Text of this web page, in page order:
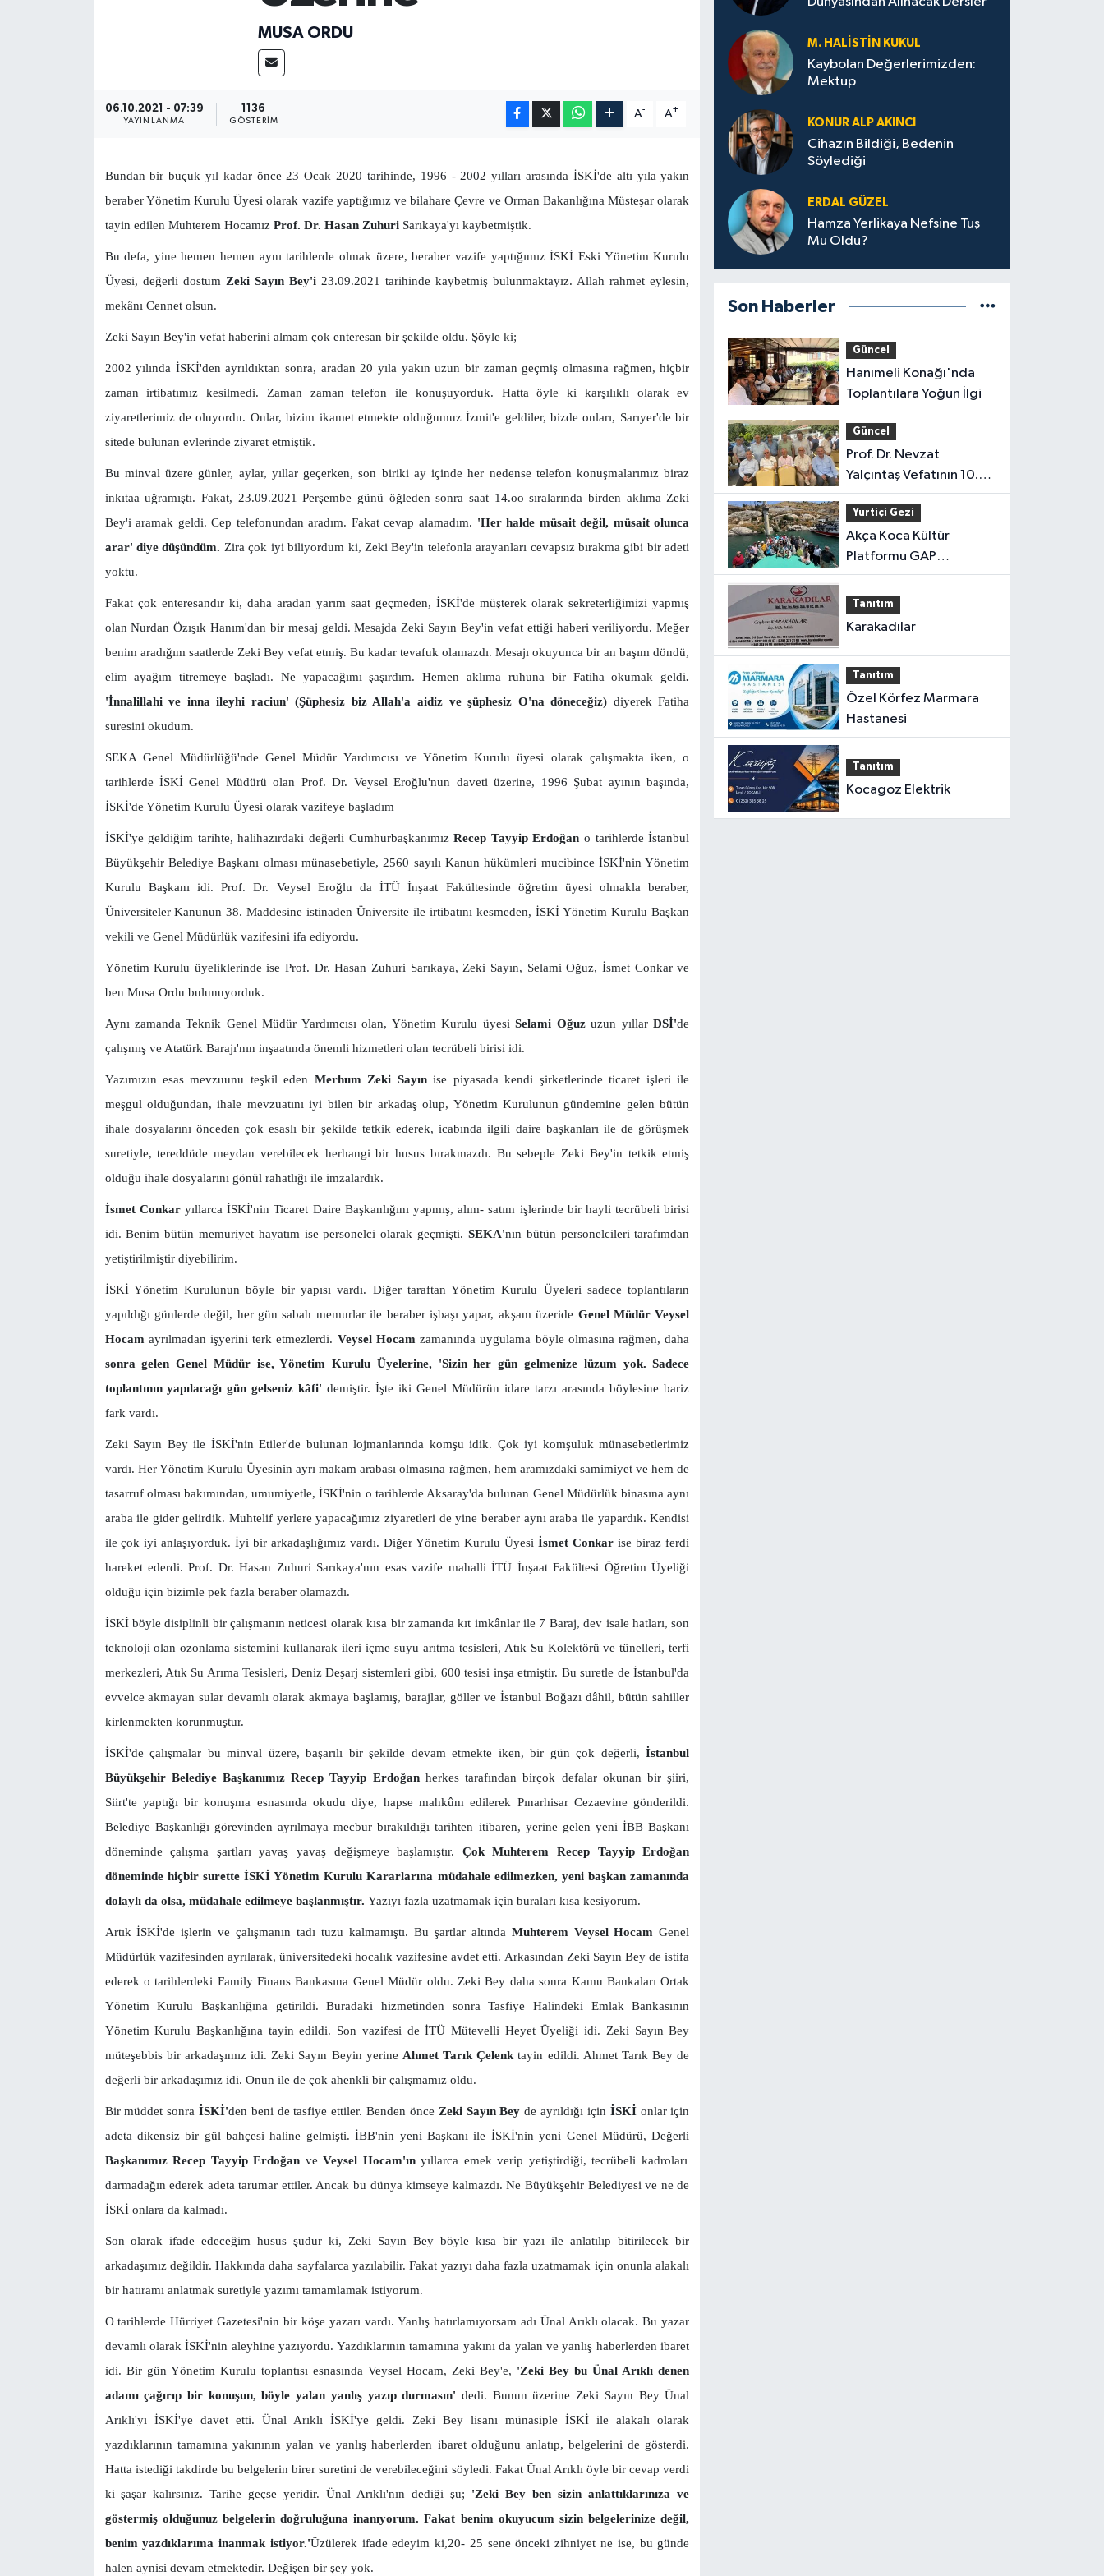
MUSA ORDU
06.10.2021 - 07:39
YAYINLANMA
1136
GÖSTERIM
A- A+
Bundan bir buçuk yıl kadar önce 23 Ocak 2020 tarihinde, 1996 - 2002 yılları arasında İSKİ'de altı yıla yakın
beraber Yönetim Kurulu Üyesi olarak vazife yaptığımız ve bilahare Çevre ve Orman Bakanlığına Müsteşar olarak
tayin edilen Muhterem HocamızProf. Dr. Hasan Zuhuri Sarıkaya'yı kaybetmiştik.
Bu defa, yine hemen hemen aynı tarihlerde olmak üzere, beraber vazife yaptığımız İSKİ Eski Yönetim Kurulu
Üyesi, değerli dostum Zeki Sayın Bey'i23.09.2021 tarihinde kaybetmiş bulunmaktayız. Allah rahmet eylesin,
mekânı Cennet olsun.
Zeki Sayın Bey'in vefat haberini almam çok enteresan bir şekilde oldu. Şöyle ki;
2002 yılında İSKİ'den ayrıldıktan sonra, aradan 20 yıla yakın uzun bir zaman geçmiş olmasına rağmen, hiçbir
zaman irtibatımız kesilmedi. Zaman zaman telefon ile konuşuyorduk. Hatta öyle ki karşılıklı olarak ev
ziyaretlerimiz de oluyordu. Onlar, bizim ikamet etmekte olduğumuz İzmit'e geldiler, bizde onları, Sarıyer'de bir
sitede bulunan evlerinde ziyaret etmiştik.
Bu minval üzere günler, aylar, yıllar geçerken, son biriki ay içinde her nedense telefon konuşmalarımız biraz
inkıtaa uğramıştı. Fakat, 23.09.2021 Perşembe günü öğleden sonra saat 14.oo sıralarında birden aklıma Zeki
Bey'i aramak geldi. Cep telefonundan aradım. Fakat cevap alamadım. 'Her halde müsait değil, müsait olunca
arar' diye düşündüm. Zira çok iyi biliyordum ki, Zeki Bey'in telefonla arayanları cevapsız bırakma gibi bir adeti
yoktu.
Fakat çok enteresandır ki, daha aradan yarım saat geçmeden, İSKİ'de müşterek olarak sekreterliğimizi yapmış
olan Nurdan Özışık Hanım'dan bir mesaj geldi. Mesajda Zeki Sayın Bey'in vefat ettiği haberi veriliyordu. Meğer
benim aradığım saatlerde Zeki Bey vefat etmiş. Bu kadar tevafuk olamazdı. Mesajı okuyunca bir an başım döndü,
elim ayağım titremeye başladı. Ne yapacağımı şaşırdım. Hemen aklıma ruhuna bir Fatiha okumak geldi.
'İnnalillahi ve inna ileyhi raciun' (Şüphesiz biz Allah'a aidiz ve şüphesiz O'na döneceğiz) diyerek Fatiha
suresini okudum.
SEKA Genel Müdürlüğü'nde Genel Müdür Yardımcısı ve Yönetim Kurulu üyesi olarak çalışmakta iken, o
tarihlerde İSKİ Genel Müdürü olan Prof. Dr. Veysel Eroğlu'nun daveti üzerine, 1996 Şubat ayının başında,
İSKİ'de Yönetim Kurulu Üyesi olarak vazifeye başladım
İSKİ'ye geldiğim tarihte, halihazırdaki değerli CumhurbaşkanımızRecep Tayyip Erdoğan o tarihlerde İstanbul
Büyükşehir Belediye Başkanı olması münasebetiyle, 2560 sayılı Kanun hükümleri mucibince İSKİ'nin Yönetim
Kurulu Başkanı idi. Prof. Dr. Veysel Eroğlu da İTÜ İnşaat Fakültesinde öğretim üyesi olmakla beraber,
Üniversiteler Kanunun 38. Maddesine istinaden Üniversite ile irtibatını kesmeden, İSKİ Yönetim Kurulu Başkan
vekili ve Genel Müdürlük vazifesini ifa ediyordu.
Yönetim Kurulu üyeliklerinde ise Prof. Dr. Hasan Zuhuri Sarıkaya, Zeki Sayın, Selami Oğuz, İsmet Conkar ve
ben Musa Ordu bulunuyorduk.
Aynı zamanda Teknik Genel Müdür Yardımcısı olan, Yönetim Kurulu üyesiSelami Oğuzuzun yıllarDSİ'de
çalışmış ve Atatürk Barajı'nın inşaatında önemli hizmetleri olan tecrübeli birisi idi.
Yazımızın esas mevzuunu teşkil eden Merhum Zeki Sayınise piyasada kendi şirketlerinde ticaret işleri ile
meşgul olduğundan, ihale mevzuatını iyi bilen bir arkadaş olup, Yönetim Kurulunun gündemine gelen bütün
ihale dosyalarını önceden çok esaslı bir şekilde tetkik ederek, icabında ilgili daire başkanları ile de görüşmek
suretiyle, tereddüde meydan verebilecek herhangi bir husus bırakmazdı. Bu sebeple Zeki Bey'in tetkik etmiş
olduğu ihale dosyalarını gönül rahatlığı ile imzalardık.
İsmet Conkar yıllarca İSKİ'nin Ticaret Daire Başkanlığını yapmış, alım- satım işlerinde bir hayli tecrübeli birisi
idi. Benim bütün memuriyet hayatım ise personelci olarak geçmişti. SEKA'nın bütün personelcileri tarafımdan
yetiştirilmiştir diyebilirim.
İSKİ Yönetim Kurulunun böyle bir yapısı vardı. Diğer taraftan Yönetim Kurulu Üyeleri sadece toplantıların
yapıldığı günlerde değil, her gün sabah memurlar ile beraber işbaşı yapar, akşam üzeride Genel Müdür Veysel
Hocam ayrılmadan işyerini terk etmezlerdi. Veysel Hocam zamanında uygulama böyle olmasına rağmen, daha
sonra gelen Genel Müdür ise, Yönetim Kurulu Üyelerine, 'Sizin her gün gelmenize lüzum yok. Sadece
toplantının yapılacağı gün gelseniz kâfi'demiştir. İşte iki Genel Müdürün idare tarzı arasında böylesine bariz
fark vardı.
Zeki Sayın Bey ile İSKİ'nin Etiler'de bulunan lojmanlarında komşu idik. Çok iyi komşuluk münasebetlerimiz
vardı. Her Yönetim Kurulu Üyesinin ayrı makam arabası olmasına rağmen, hem aramızdaki samimiyet ve hem de
tasarruf olması bakımından, umumiyetle, İSKİ'nin o tarihlerde Aksaray'da bulunan Genel Müdürlük binasına aynı
araba ile gider gelirdik. Muhtelif yerlere yapacağımız ziyaretleri de yine beraber aynı araba ile yapardık. Kendisi
ile çok iyi anlaşıyorduk. İyi bir arkadaşlığımız vardı. Diğer Yönetim Kurulu Üyesiİsmet Conkar ise biraz ferdi
hareket ederdi. Prof. Dr. Hasan Zuhuri Sarıkaya'nın esas vazife mahalli İTÜ İnşaat Fakültesi Öğretim Üyeliği
olduğu için bizimle pek fazla beraber olamazdı.
İSKİ böyle disiplinli bir çalışmanın neticesi olarak kısa bir zamanda kıt imkânlar ile 7 Baraj, dev isale hatları, son
teknoloji olan ozonlama sistemini kullanarak ileri içme suyu arıtma tesisleri, Atık Su Kolektörü ve tünelleri, terfi
merkezleri, Atık Su Arıma Tesisleri, Deniz Deşarj sistemleri gibi, 600 tesisi inşa etmiştir. Bu suretle de İstanbul'da
evvelce akmayan sular devamlı olarak akmaya başlamış, barajlar, göller ve İstanbul Boğazı dâhil, bütün sahiller
kirlenmekten korunmuştur.
İSKİ'de çalışmalar bu minval üzere, başarılı bir şekilde devam etmekte iken, bir gün çok değerli, İstanbul
Büyükşehir Belediye Başkanımız Recep Tayyip Erdoğan herkes tarafından birçok defalar okunan bir şiiri,
Siirt'te yaptığı bir konuşma esnasında okudu diye, hapse mahkûm edilerek Pınarhisar Cezaevine gönderildi.
Belediye Başkanlığı görevinden ayrılmaya mecbur bırakıldığı tarihten itibaren, yerine gelen yeni İBB Başkanı
döneminde çalışma şartları yavaş yavaş değişmeye başlamıştır. Çok Muhterem Recep Tayyip Erdoğan
döneminde hiçbir surette İSKİ Yönetim Kurulu Kararlarına müdahale edilmezken, yeni başkan zamanında
dolaylı da olsa, müdahale edilmeye başlanmıştır. Yazıyı fazla uzatmamak için buraları kısa kesiyorum.
Artık İSKİ'de işlerin ve çalışmanın tadı tuzu kalmamıştı. Bu şartlar altında Muhterem Veysel Hocam Genel
Müdürlük vazifesinden ayrılarak, üniversitedeki hocalık vazifesine avdet etti. Arkasından Zeki Sayın Bey de istifa
ederek o tarihlerdeki Family Finans Bankasına Genel Müdür oldu. Zeki Bey daha sonra Kamu Bankaları Ortak
Yönetim Kurulu Başkanlığına getirildi. Buradaki hizmetinden sonra Tasfiye Halindeki Emlak Bankasının
Yönetim Kurulu Başkanlığına tayin edildi. Son vazifesi de İTÜ Mütevelli Heyet Üyeliği idi. Zeki Sayın Bey
müteşebbis bir arkadaşımız idi. Zeki Sayın Beyin yerine Ahmet Tarık Çelenktayin edildi. Ahmet Tarık Bey de
değerli bir arkadaşımız idi. Onun ile de çok ahenkli bir çalışmamız oldu.
Bir müddet sonra İSKİ'den beni de tasfiye ettiler. Benden önce Zeki Sayın Beyde ayrıldığı için İSKİ onlar için
adeta dikensiz bir gül bahçesi haline gelmişti. İBB'nin yeni Başkanı ile İSKİ'nin yeni Genel Müdürü, Değerli
Başkanımız Recep Tayyip Erdoğan veVeysel Hocam'ınyıllarca emek verip yetiştirdiği, tecrübeli kadroları
darmadağın ederek adeta tarumar ettiler. Ancak bu dünya kimseye kalmazdı. Ne Büyükşehir Belediyesi ve ne de
İSKİ onlara da kalmadı.
Son olarak ifade edeceğim husus şudur ki, Zeki Sayın Bey böyle kısa bir yazı ile anlatılıp bitirilecek bir
arkadaşımız değildir. Hakkında daha sayfalarca yazılabilir. Fakat yazıyı daha fazla uzatmamak için onunla alakalı
bir hatıramı anlatmak suretiyle yazımı tamamlamak istiyorum.
O tarihlerde Hürriyet Gazetesi'nin bir köşe yazarı vardı. Yanlış hatırlamıyorsam adı Ünal Arıklı olacak. Bu yazar
devamlı olarak İSKİ'nin aleyhine yazıyordu. Yazdıklarının tamamına yakını da yalan ve yanlış haberlerden ibaret
idi. Bir gün Yönetim Kurulu toplantısı esnasında Veysel Hocam, Zeki Bey'e, 'Zeki Bey bu Ünal Arıklı denen
adamı çağırıp bir konuşun, böyle yalan yanlış yazıp durmasın' dedi. Bunun üzerine Zeki Sayın Bey Ünal
Arıklı'yı İSKİ'ye davet etti. Ünal Arıklı İSKİ'ye geldi. Zeki Bey lisanı münasiple İSKİ ile alakalı olarak
yazdıklarının tamamına yakınının yalan ve yanlış haberlerden ibaret olduğunu anlatıp, belgelerini de gösterdi.
Hatta istediği takdirde bu belgelerin birer suretini de verebileceğini söyledi. Fakat Ünal Arıklı öyle bir cevap verdi
ki şaşar kalırsınız. Tarihe geçse yeridir. Ünal Arıklı'nın dediği şu; 'Zeki Bey ben sizin anlattıklarınıza ve
göstermiş olduğunuz belgelerin doğruluğuna inanıyorum. Fakat benim okuyucum sizin belgelerinize değil,
benim yazdıklarıma inanmak istiyor.'Üzülerek ifade edeyim ki,20- 25 sene önceki zihniyet ne ise, bu günde
halen aynisi devam etmektedir. Değişen bir şey yok.
M. HALISTIN KUKUL
Kaybolan Değerlerimizden:
Mektup
KONUR ALP AKINCI
Cihazın Bildiği, Bedenin
Söylediği
ERDAL GÜZEL
Hamza Yerlikaya Nefsine Tuş
Mu Oldu?
Son Haberler
Güncel
Hanımeli Konağı'nda
Toplantılara Yoğun İlgi
Güncel
Prof. Dr. Nevzat
Yalçıntaş Vefatının 10.
Yılında Anıldı
Yurtiçi Gezi
Akça Koca Kültür
Platformu GAP
Gezisinden Döndü
Tanıtım
Karakadılar
Tanıtım
Özel Körfez Marmara
Hastanesi
Tanıtım
Kocagoz Elektrik